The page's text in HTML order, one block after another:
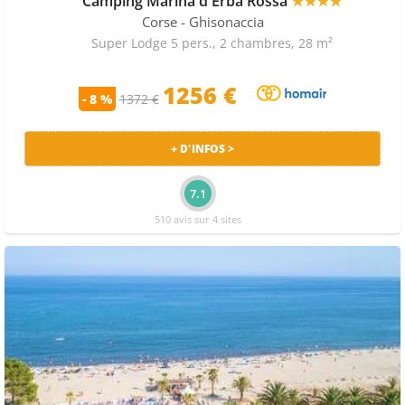
Dans cette cité baignée par la mer tyrrhénienne, vous
serez tout d’abord attiré par les immenses étendues de
la station balnéaire de Ghisonaccia, celle de la Pinia est
la mieux préservée. Cette plage est notamment
entourée d'une forêt de pins maritimes.
Plus au sud, vous trouverez la plage de Vignate, très
prisée des familles qui viennent passer des vacances
Si vous voulez côtoyer du monde, rendez-vous aux
plages de la Marina d’Oru et d’Erba Rossa. Sur ces lieux,
vous pourrez vous adonner à toutes sortes d’activités
Plus calme cette fois, partez découvrir l’étang d’Urbino
qui est le deuxième plus grand de Corse. En allant sur
ce site, vous aurez la possibilité de voir différentes
espèces d’oiseaux.
Riche de son environnement naturel, Ghisonaccia
dispose aussi d’un patrimoine religieux qui mérite un
Corse - Ghisonaccia
Super Lodge 5 pers., 2 chambres, 28 m²
- 8 % 1372 € 1256 €
+ D'INFOS >
7.1
510 avis sur 4 sites